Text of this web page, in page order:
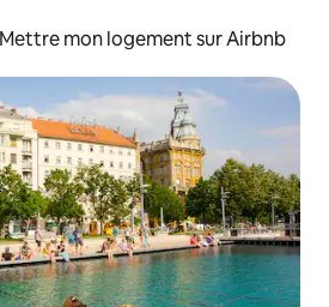
Mettre mon logement sur Airbnb